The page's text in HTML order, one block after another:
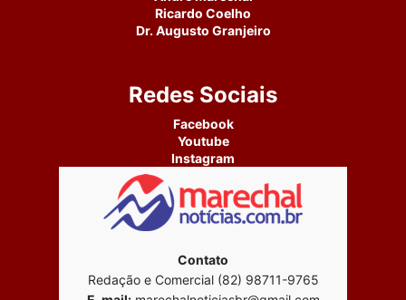
Ricardo Coelho
Dr. Augusto Granjeiro
Redes Sociais
Facebook
Youtube
Instagram
Contato
Redação e Comercial (82) 98711-9765